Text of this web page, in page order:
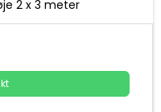
2 x 3 meter